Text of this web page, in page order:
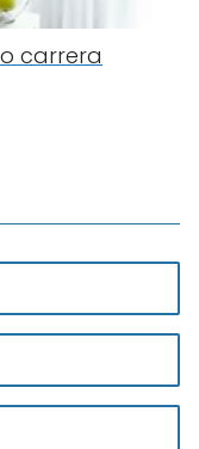
carrera